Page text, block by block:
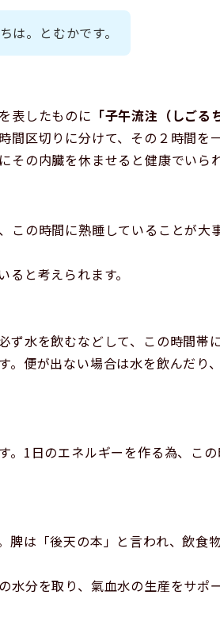
は。とむかです。
表したものに 「子午流注（しごる
間区切りに分けて、その２時間を
その内臓を休ませると健康でいら
この時間に熟睡していることが大
と考えられます。
ず水を飲むなどして、この時間帯
。便が出ない場合は水を飲んだり
。1日のエネルギーを作る為、こ
脾は「後天の本」と言われ、飲食
水分を取り、氣血水の生産をサポ